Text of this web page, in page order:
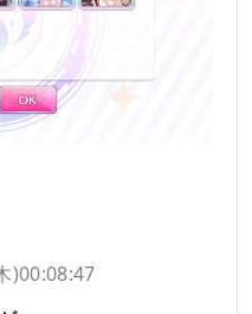
)00:08:47